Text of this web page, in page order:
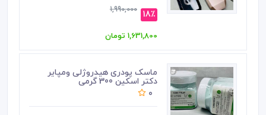
18٪ 1,990,000
1,631,800 تومان
ماسک پودری هیدروژلی ومپایر
دکتر اسکین 300 گرمی
0